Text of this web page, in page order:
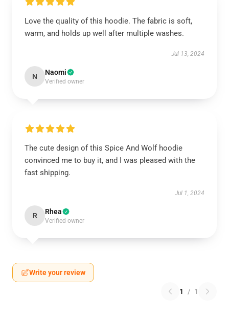
Love the quality of this hoodie. The fabric is soft,
warm, and holds up well after multiple washes.
Jul 13, 2024
N Naomi
Verified owner
The cute design of this Spice And Wolf hoodie
convinced me to buy it, and I was pleased with the
fast shipping.
Jul 1, 2024
R Rhea
Verified owner
Write your review
1 / 1